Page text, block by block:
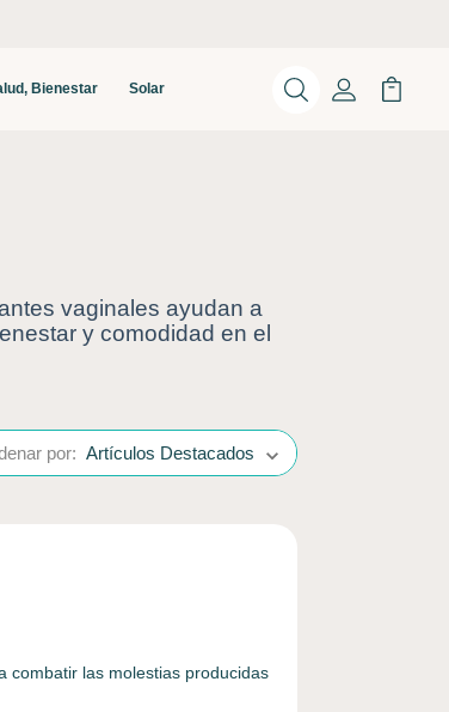
Bienestar Solar BuscarMi Cuenta
Mi
vaginales ayudan a
y comodidad en el
por:
combatir las molestias producidas